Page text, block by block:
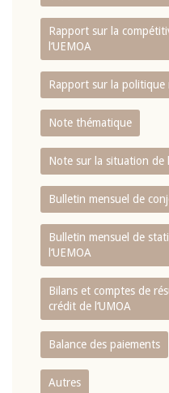
Rapport sur la
l‘UEMOA
Rapport sur la politique
Note thématique
Note sur la situation de
Bulletin mensuel de
Bulletin mensuel de
l‘UEMOA
Bilans et comptes de
crédit de l‘UMOA
Balance des paiements
Autres